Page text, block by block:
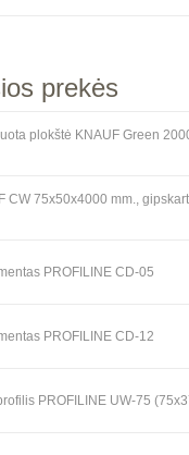
prekės
plokštė KNAUF Green
CW 75x50x4000 mm.,
PROFILINE CD-05
PROFILINE CD-12
PROFILINE UW-75